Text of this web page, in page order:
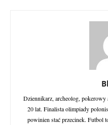
Dziennikarz, archeolog, pokerowy
20 lat. Finalista olimpiady
powinien stać przecinek. Futbol